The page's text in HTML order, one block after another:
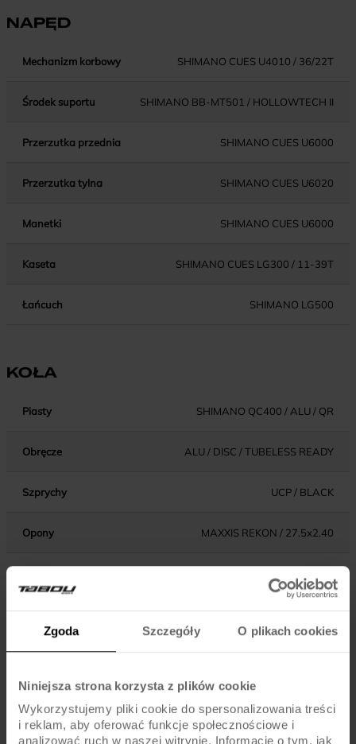
Zgoda Szczegóły O plikach cookies
Niniejsza strona korzysta z plików cookie
Wykorzystujemy pliki cookie do spersonalizowania treści
i reklam, aby oferować funkcje społecznościowe i
analizować ruch w naszej witrynie. Informacje o tym, jak
NAPĘD
Mechanizm korbowy SHIMANO CUES U4010 / 36/22T
Środek suportu SHIMANO BB-MT501 / HOLLOWTECH II
Przerzutka przednia SHIMANO CUES U6000
Przerzutka tylna SHIMANO CUES U6020
Manetki SHIMANO CUES U6000
Kaseta SHIMANO CUES LG300 / 11-39T
Łańcuch SHIMANO LG500
KOŁA
Piasty SHIMANO QC400 / ALU / QR
Obręcze ALU / DISC / TUBELESS READY
Szprychy UCP / BLACK
Opony MAXXIS REKON / 27.5x2.40
KOMPONENTY
Hamulce
SHIMANO ALTUS MT200 HYDRAULIC DISC BRAKE /
180MM ROTORS
Dźwignie hamulca SHIMANO ALTUS MT200 DISC BRAKE